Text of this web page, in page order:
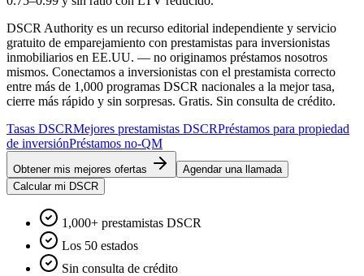
DSCR Authority es un recurso editorial independiente y servicio
gratuito de emparejamiento con prestamistas para inversionistas
inmobiliarios en EE.UU. — no originamos préstamos nosotros
mismos. Conectamos a inversionistas con el prestamista correcto
entre más de 1,000 programas DSCR nacionales a la mejor tasa,
cierre más rápido y sin sorpresas. Gratis. Sin consulta de crédito.
Tasas DSCRMejores prestamistas DSCRPréstamos para propiedad
de inversiónPréstamos no-QM
Obtener mis mejores ofertas
Agendar una llamada
Calcular mi DSCR
1,000+ prestamistas DSCR
Los 50 estados
Sin consulta de crédito